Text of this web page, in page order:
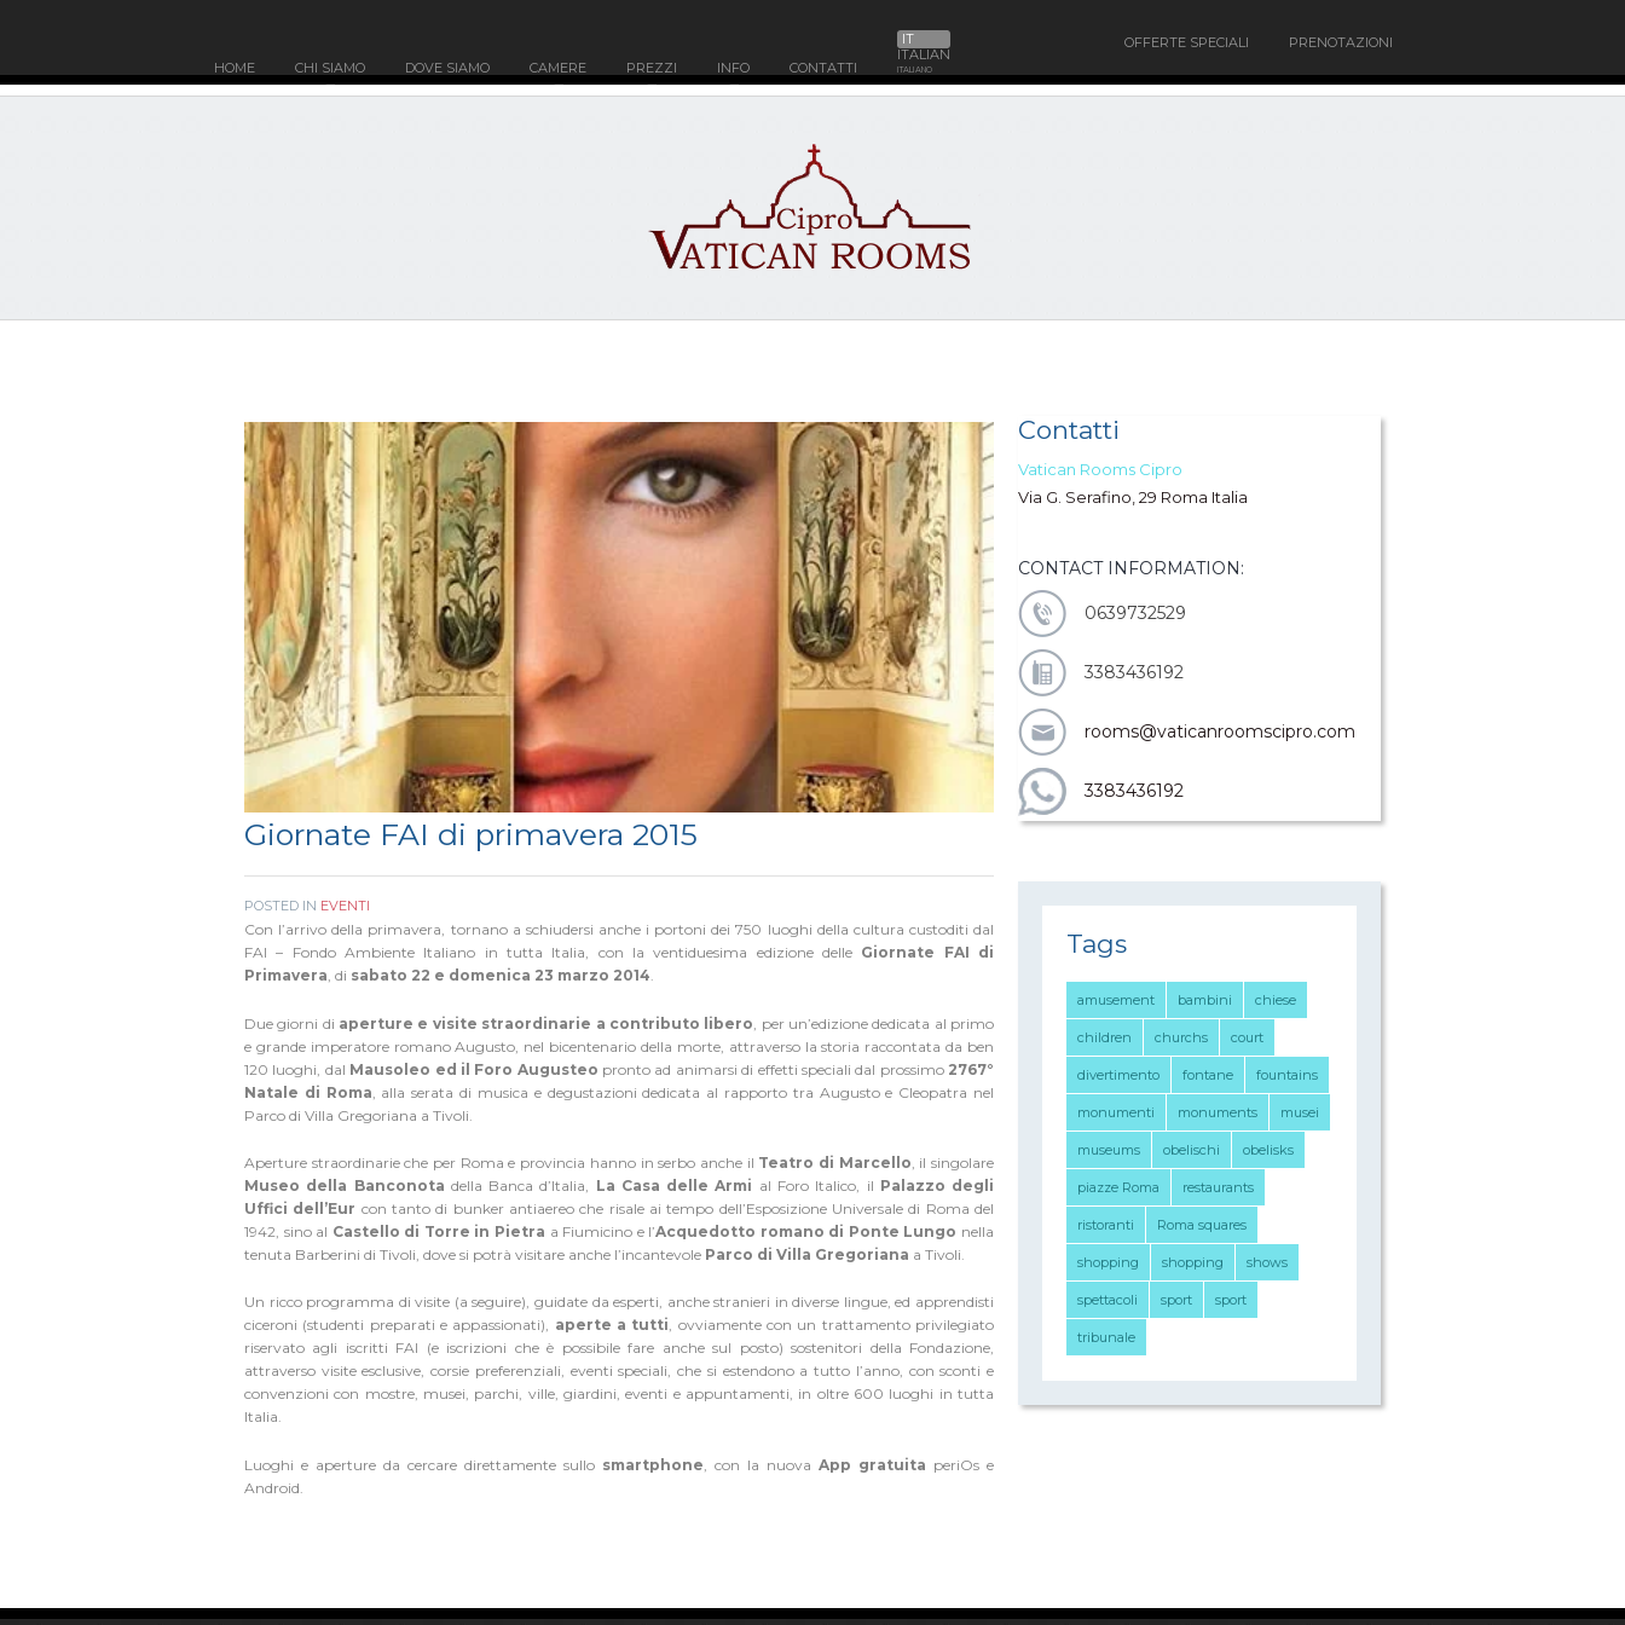
OFFERTE SPECIALI
PRENOTAZIONI
HOME
CHI SIAMO DOVE SIAMO CAMERE PREZZI INFO CONTATTI
IT
ITALIAN
ITALIANO
Giornate FAI di primavera 2015
POSTED IN EVENTI
Con l’arrivo della primavera, tornano a schiudersi anche i portoni dei 750 luoghi della cultura custoditi dal
FAI – Fondo Ambiente Italiano in tutta Italia, con la ventiduesima edizione delle Giornate FAI di
Primavera, di sabato 22 e domenica 23 marzo 2014.
Due giorni di aperture e visite straordinarie a contributo libero , per un’edizione dedicata al primo
e grande imperatore romano Augusto, nel bicentenario della morte, attraverso la storia raccontata da ben
120 luoghi, dal Mausoleo ed il Foro Augusteo pronto ad animarsi di effetti speciali dal prossimo 2767°
Natale di Roma , alla serata di musica e degustazioni dedicata al rapporto tra Augusto e Cleopatra nel
Parco di Villa Gregoriana a Tivoli.
Aperture straordinarie che per Roma e provincia hanno in serbo anche il Teatro di Marcello , il singolare
Museo della Banconota della Banca d’Italia, La Casa delle Armi al Foro Italico, il Palazzo degli
Uffici dell’Eur con tanto di bunker antiaereo che risale ai tempo dell’Esposizione Universale di Roma del
1942, sino al Castello di Torre in Pietra a Fiumicino e l’Acquedotto romano di Ponte Lungo nella
tenuta Barberini di Tivoli, dove si potrà visitare anche l’incantevole Parco di Villa Gregoriana a Tivoli.
Un ricco programma di visite (a seguire), guidate da esperti, anche stranieri in diverse lingue, ed apprendisti
ciceroni (studenti preparati e appassionati), aperte a tutti, ovviamente con un trattamento privilegiato
riservato agli iscritti FAI (e iscrizioni che è possibile fare anche sul posto) sostenitori della Fondazione,
attraverso visite esclusive, corsie preferenziali, eventi speciali, che si estendono a tutto l’anno, con sconti e
convenzioni con mostre, musei, parchi, ville, giardini, eventi e appuntamenti, in oltre 600 luoghi in tutta
Italia.
Luoghi e aperture da cercare direttamente sullo smartphone , con la nuova App gratuita periOs e
Android
Contatti
Vatican Rooms Cipro
Via G. Serafino, 29 Roma Italia
CONTACT INFORMATION:
0639732529
3383436192
rooms@vaticanroomscipro.com
3383436192
Tags
amusement bambini chiese
children churchs court
divertimento fontane fountains
monumenti monuments musei
museums obelischi obelisks
piazze Roma restaurants
ristoranti Roma squares
shopping shopping shows
spettacoli sport sport
tribunale